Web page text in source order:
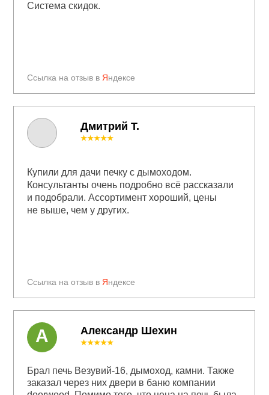
Ссылка на отзыв в Яндексе
Система скидок.
Ссылка на отзыв в Яндексе
★★★★★
Купили для дачи печку с дымоходом.
Консультанты очень подробно всё рассказали
и подобрали. Ассортимент хороший, цены
не выше, чем у других.
Александр Шехин
★★★★★
Брал печь Везувий-16, дымоход, камни. Также
заказал через них двери в баню компании
А
Дмитрий Т.